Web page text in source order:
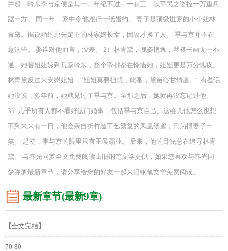
并起，岭东季与京便是其一。年纪不过二十有三，以平民之姿控十万重兵
踞一方。 同一年，家中令他履行一纸婚约。 妻子是顶级世家的小小姐林
青黛。据说婚约原先定下的林家嫡长女，因故才换了人。 季与京并不在
意这些。 娶谁对他而言，没差。 2）林青黛，瑰姿艳逸，琴棋书画无一不
通。她替姐姐嫁到荒寂岭东，整个帝都都在怜惜她，姐姐更是万分愧疚。
林青黛反过来安慰姐姐，“姐姐莫要担忧，此番，黛黛心甘情愿。” 有些话
她没说，多年前，她就见过了季与京。至那之后，她就再没忘记过他。
3）几乎所有人都不看好这门婚事，包括季与京自己。这会儿他怎么也想
不到未来有一日，他会亲自折竹造工艺繁复的凤凰纸鸢，只为搏妻子一
笑。 起初，季与京的眼里只有王侯霸业。 后来，他的目光总在追寻林青
黛。 与春光同梦全文免费阅读由旧钢笔文学提供，如果您喜欢与春光同
梦弥萝最新章节，请分享给您的好友一起来旧钢笔文学免费阅读。
最新章节(最新9章)
【全文完结】
70-80